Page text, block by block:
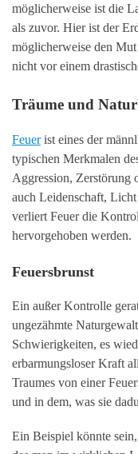
möglicherweise ist die
als zuvor. Hier ist der
möglicherweise den
nicht vor einem
Träume und
Feuerist eines der
typischen Merkmalen
Aggression, Zerstörung
auch Leidenschaft,
verliert Feuer die
hervorgehoben werden.
Feuersbrunst
Ein außer Kontrolle
ungezähmte
Schwierigkeiten, es
erbarmungsloser Kraft
Traumes von einer
und in dem, was sie
Ein Beispiel könnte